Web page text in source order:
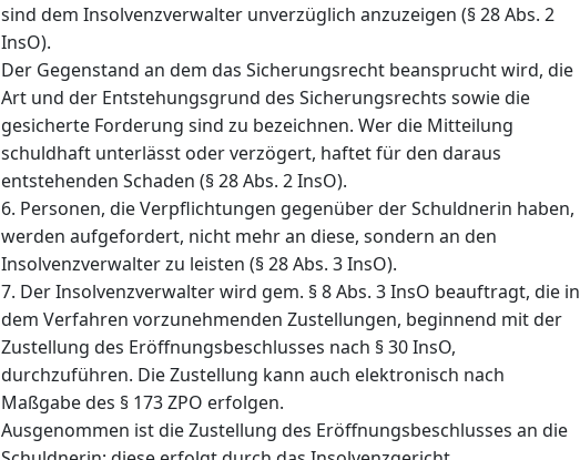
sind dem Insolvenzverwalter unverzüglich anzuzeigen (§ 28 Abs. 2
InsO).
Der Gegenstand an dem das Sicherungsrecht beansprucht wird, die
Art und der Entstehungsgrund des Sicherungsrechts sowie die
gesicherte Forderung sind zu bezeichnen. Wer die Mitteilung
schuldhaft unterlässt oder verzögert, haftet für den daraus
entstehenden Schaden (§ 28 Abs. 2 InsO).
6. Personen, die Verpflichtungen gegenüber der Schuldnerin haben,
werden aufgefordert, nicht mehr an diese, sondern an den
Insolvenzverwalter zu leisten (§ 28 Abs. 3 InsO).
7. Der Insolvenzverwalter wird gem. § 8 Abs. 3 InsO beauftragt, die in
dem Verfahren vorzunehmenden Zustellungen, beginnend mit der
Zustellung des Eröffnungsbeschlusses nach § 30 InsO,
durchzuführen. Die Zustellung kann auch elektronisch nach
Maßgabe des § 173 ZPO erfolgen.
Ausgenommen ist die Zustellung des Eröffnungsbeschlusses an die